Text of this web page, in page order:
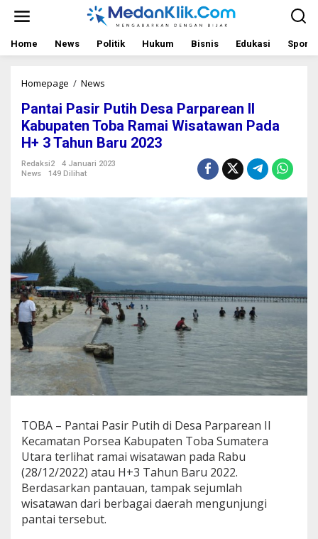
t
Home News Politik Hukum Bisnis Edukasi Sport
Homepage / News
n
t
a
i
P
i
u
h
D
e
s
a
P
a
r
p
a
n
I
K
a
b
Pantai Pasir Putih Desa Parparean II
Kabupaten Toba Ramai Wisatawan Pada
H+ 3 Tahun Baru 2023
Redaksi2
4 Januari 2023
News
149 Dilihat
TOBA – Pantai Pasir Putih di Desa Parparean II
Kecamatan Porsea Kabupaten Toba Sumatera
Utara terlihat ramai wisatawan pada Rabu
(28/12/2022) atau H+3 Tahun Baru 2022.
Berdasarkan pantauan, tampak sejumlah
wisatawan dari berbagai daerah mengunjungi
pantai tersebut.